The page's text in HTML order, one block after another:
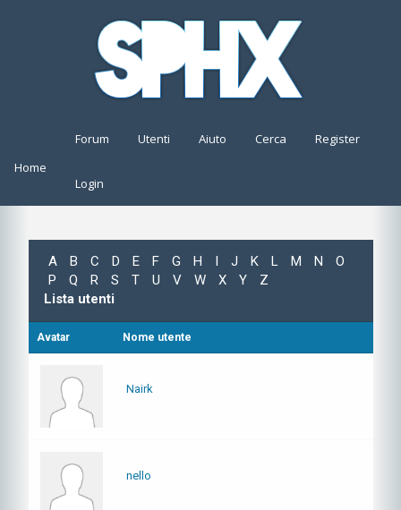
Home
Forum Utenti Aiuto Cerca Register
Login
A B C D E F G H I J K L M N
O
P
Q R S T U V W X Y
Z
Lista utenti
Avatar Nome utente
Nairk
nello